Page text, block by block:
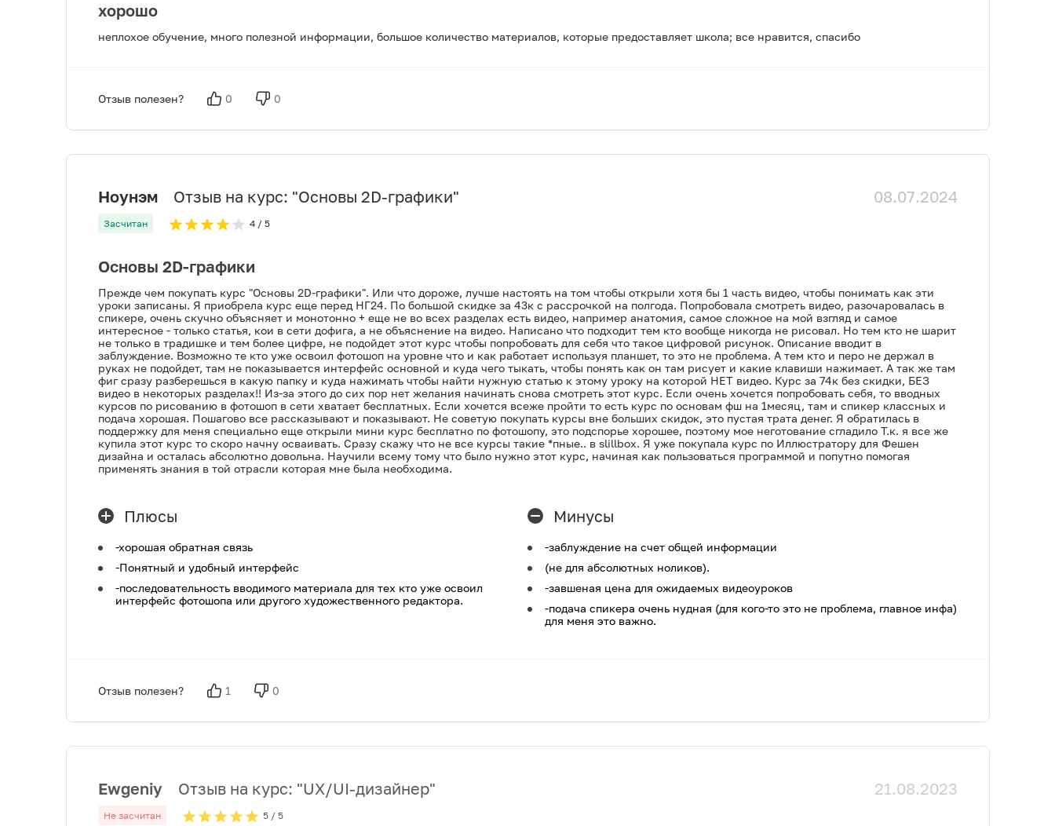
хорошо
неплохое обучение, много полезной информации, большое количество материалов, которые предоставляет школа; все нравится, спасибо
Отзыв полезен? 0 0
Ноунэм Отзыв на курс: "Основы 2D-графики" 08.07.2024
Засчитан 4 / 5
Основы 2D-графики
Прежде чем покупать курс "Основы 2D-графики". Или что дороже, лучше настоять на том чтобы открыли хотя бы 1 часть видео, чтобы понимать как эти
уроки записаны. Я приобрела курс еще перед НГ24. По большой скидке за 43к с рассрочкой на полгода. Попробовала смотреть видео, разочаровалась в
спикере, очень скучно объясняет и монотонно + еще не во всех разделах есть видео, например анатомия, самое сложное на мой взгляд и самое
интересное - только статья, кои в сети дофига, а не объяснение на видео. Написано что подходит тем кто вообще никогда не рисовал. Но тем кто не шарит
не только в традишке и тем более цифре, не подойдет этот курс чтобы попробовать для себя что такое цифровой рисунок. Описание вводит в
заблуждение. Возможно те кто уже освоил фотошоп на уровне что и как работает используя планшет, то это не проблема. А тем кто и перо не держал в
руках не подойдет, там не показывается интерфейс основной и куда чего тыкать, чтобы понять как он там рисует и какие клавиши нажимает. А так же там
фиг сразу разберешься в какую папку и куда нажимать чтобы найти нужную статью к этому уроку на которой НЕТ видео. Курс за 74к без скидки, БЕЗ
видео в некоторых разделах!! Из-за этого до сих пор нет желания начинать снова смотреть этот курс. Если очень хочется попробовать себя, то вводных
курсов по рисованию в фотошоп в сети хватает бесплатных. Если хочется всеже пройти то есть курс по основам фш на 1месяц, там и спикер классных и
подача хорошая. Пошагово все рассказывают и показывают. Не советую покупать курсы вне больших скидок, это пустая трата денег. Я обратилась в
поддержку для меня специально еще открыли мини курс бесплатно по фотошопу, это подспорье хорошее, поэтому мое неготование сгладило Т.к. я все же
купила этот курс то скоро начну осваивать. Сразу скажу что не все курсы такие *пные.. в slillbox. Я уже покупала курс по Иллюстратору для Фешен
дизайна и осталась абсолютно довольна. Научили всему тому что было нужно этот курс, начиная как пользоваться программой и попутно помогая
применять знания в той отрасли которая мне была необходима.
Плюсы
-хорошая обратная связь
-Понятный и удобный интерфейс
-последовательность вводимого материала для тех кто уже освоил
интерфейс фотошопа или другого художественного редактора.
Минусы
-заблуждение на счет общей информации
(не для абсолютных ноликов).
-завшеная цена для ожидаемых видеоуроков
-подача спикера очень нудная (для кого-то это не проблема, главное инфа)
для меня это важно.
Отзыв полезен? 1 0
Ewgeniy Отзыв на курс: "UX/UI-дизайнер" 21.08.2023
Не засчитан 5 / 5